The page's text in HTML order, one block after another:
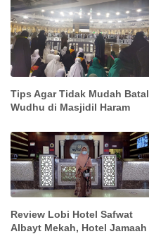
Tips Agar Tidak Mudah Batal
Wudhu di Masjidil Haram
Review Lobi Hotel Safwat
Albayt Mekah, Hotel Jamaah